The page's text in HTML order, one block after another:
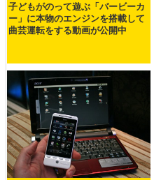
子どもがのって遊ぶ「バービーカ
ー」に本物のエンジンを搭載して
曲芸運転をする動画が公開中